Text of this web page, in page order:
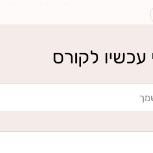
וכמה הם יכולים לתרום
מידע על החזרי ביטוח
לקורס